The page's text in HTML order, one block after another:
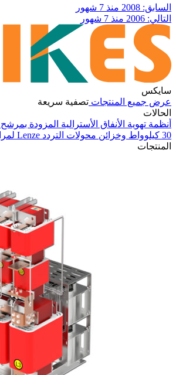
السابق: 2008
منذ 7 شهور
التالي: 2006
منذ 7 شهور
سايكس
عرض جميع المنتجات تصفية سريعة
الحالات
أنظمة تهوية الأنفاق الأسترالية المزودة
30 كيلوواط وخزائن محولات التردد Lenze لمراوح النفاثة
المنتجات